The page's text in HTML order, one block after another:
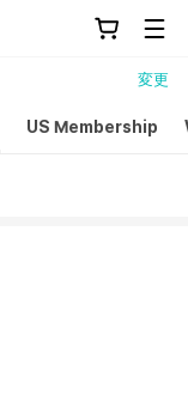
変更
US Membership